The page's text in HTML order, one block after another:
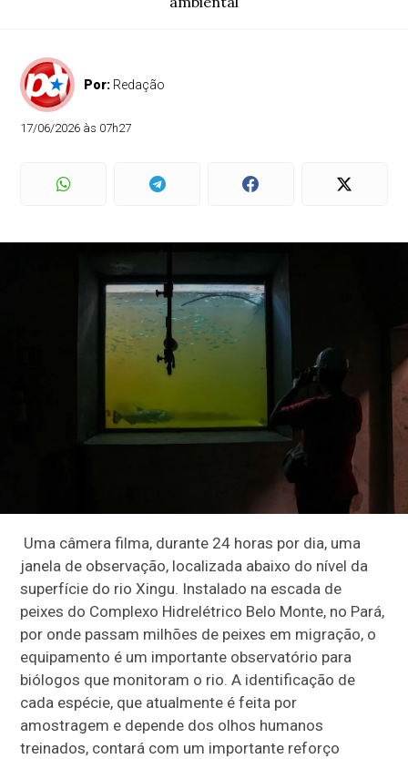
Por: Redação
17/06/2026 às 07h27
Uma câmera filma, durante 24 horas por dia, uma
janela de observação, localizada abaixo do nível da
superfície do rio Xingu. Instalado na escada de
peixes do Complexo Hidrelétrico Belo Monte, no Pará,
por onde passam milhões de peixes em migração, o
equipamento é um importante observatório para
biólogos que monitoram o rio. A identificação de
cada espécie, que atualmente é feita por
amostragem e depende dos olhos humanos
treinados, contará com um importante reforço